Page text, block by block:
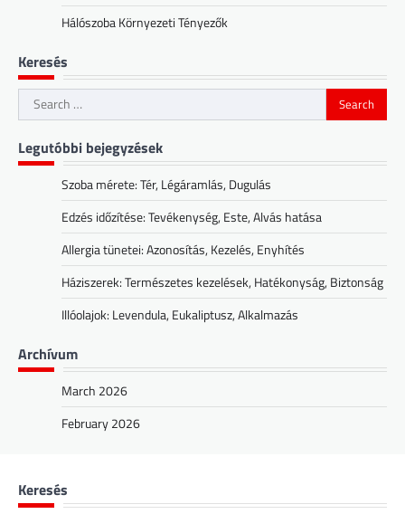
Hálószoba Környezeti Tényezők
Keresés
Search
for:
Legutóbbi bejegyzések
Szoba mérete: Tér, Légáramlás, Dugulás
Edzés időzítése: Tevékenység, Este, Alvás hatása
Allergia tünetei: Azonosítás, Kezelés, Enyhítés
Háziszerek: Természetes kezelések, Hatékonyság, Biztonság
Illóolajok: Levendula, Eukaliptusz, Alkalmazás
Archívum
March 2026
February 2026
Keresés